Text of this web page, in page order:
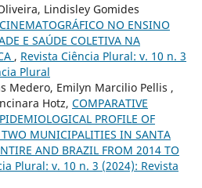
Lindisley Gomides
NO ENSINO
E SAÚDE COLETIVA NA
, Revista Ciência Plural: v. 10 n. 3
Plural
Medero, Emilyn Marcilio Pellis ,
Hotz, COMPARATIVE
PROFILE OF
TWO MUNICIPALITIES IN SANTA
AND BRAZIL FROM 2014 TO
Plural: v. 10 n. 3 (2024): Revista